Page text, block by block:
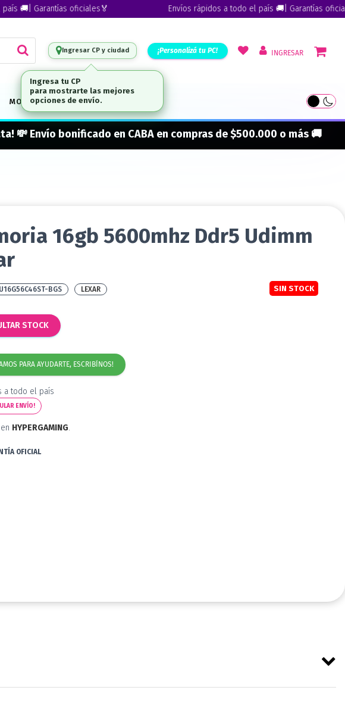
🚚| Garantías oficiales🏅 Envíos rápidos a todo el país 🚚| Garantías
Ingresar CP y ciudad ¡Personalizá tu PC! INGRESAR
MONITORES MARCAS
💸 Envío bonificado en CABA en compras de $500.000 o más 🚚
16gb 5600mhz Ddr5 Udimm
BGS SIN STOCK
LEXAR
STOCK
PARA AYUDARTE, ESCRIBÍNOS!
a todo el país
ENVÍO!
HYPERGAMING.
OFICIAL
Ingresa tu CP
para mostrarte las mejores
opciones de envío.